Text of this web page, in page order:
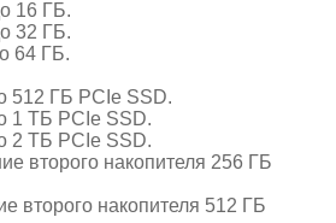
16 ГБ.
32 ГБ.
64 ГБ.
512 ГБ PCIe SSD.
1 ТБ PCIe SSD.
2 ТБ PCIe SSD.
второго накопителя 256 ГБ
второго накопителя 512 ГБ